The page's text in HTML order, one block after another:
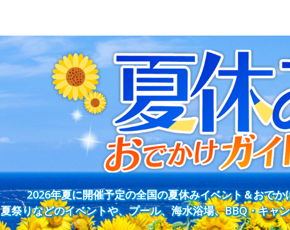
2026年夏に開催予定の全国の夏休みイベント＆おで
夏祭りなどのイベントや、プール、海水浴場、BBQ・キャ